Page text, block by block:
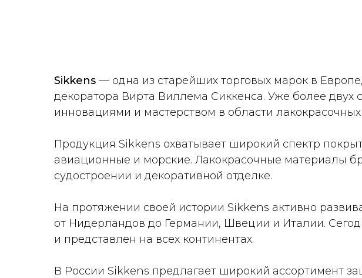
Sikkens — одна из старейших торговых марок в
декоратора Вирта Виллема Сиккенса. Уже более двух
инновациями и мастерством в области
Продукция Sikkens охватывает широкий спектр
авиационные и морские. Лакокрасочные материалы
судостроении и декоративной отделке.
На протяжении своей истории Sikkens активно
от Нидерландов до Германии, Швеции и Италии.
и представлен на всех континентах.
В России Sikkens предлагает широкий ассортимент